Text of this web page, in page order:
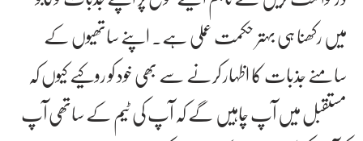
میں رکھنا ہی بہتر حکمت عملی ہے۔ اپنے ساتھیوں کے
سامنے جذبات کا اظہار کرنے سے بھی خود کو روکیے کیوں کہ
مستقبل میں آپ چاہیں گے کہ آپ کی ٹیم کے ساتھی آپ